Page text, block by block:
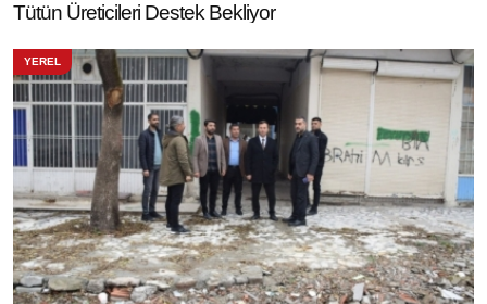
Tütün Üreticileri Destek Bekliyor
YEREL